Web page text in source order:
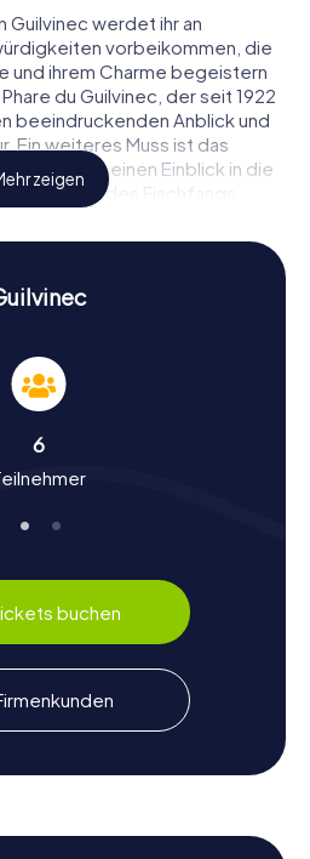
Guilvinec werdet ihr an
vorbeikommen, die
und ihrem Charme begeistern
du Guilvinec, der seit 1922
beeindruckenden Anblick und
Ein weiteres Muss ist das
das euch einen Einblick in die
des Fischfangs
einen Besuch wert. An jeder
Rätsel lösen und so
der Stadt eintauchen.
in Guilvinec werdet ihr nicht
und Kultur erfahren.
Fischereihafen, der zu den
Fisch verkauft. Die Stadt
über das Leben der Fischer und
hören. Ein weiteres kulturelles
Kergoz, ein Herrenhaus aus
euch mit seinem erhaltenen
Zeiten versetzt. Lasst euch
der Region nicht
und Meeresfrüchte, die in
werden.
zeigen
6
buchen